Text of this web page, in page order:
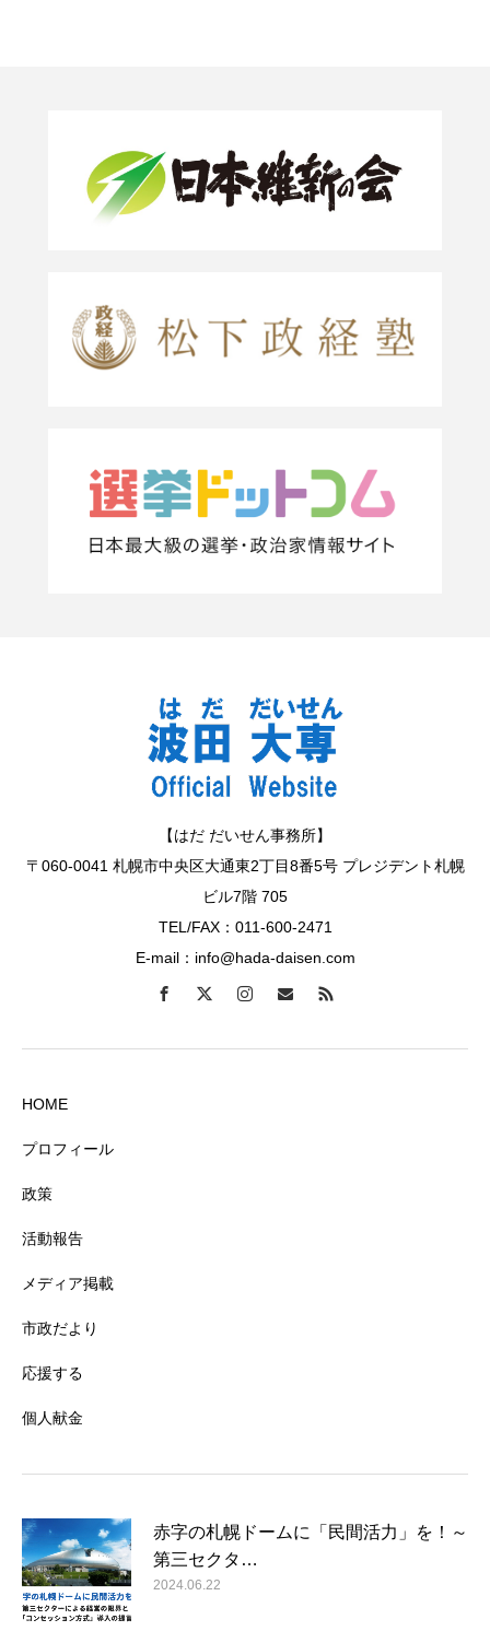
【はだ だいせん事務所】
〒060-0041 札幌市中央区大通東2丁目8番5号 プレジデント札幌
ビル7階 705
TEL/FAX：011-600-2471
E-mail：info@hada-daisen.com
HOME
プロフィール
政策
活動報告
メディア掲載
市政だより
応援する
個人献金
赤字の札幌ドームに「民間活力」を！～
第三セクタ…
2024.06.22